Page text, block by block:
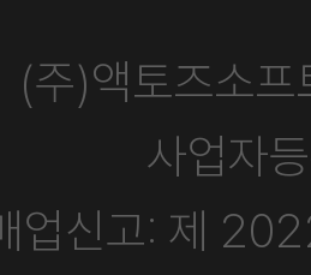
(주)액토즈소프
사업자
업신고: 제